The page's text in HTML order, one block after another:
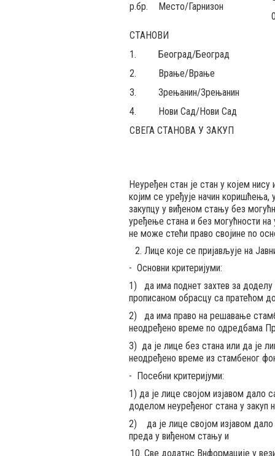
р.бр. Место/Гарнизон
СТАНОВИ
1.
Београд/Београд
2.
Врање/Врање
3.
Зрењанин/Зрењанин
4.
Нови Сад/Нови Сад
СВЕГА СТАНОВА У ЗАКУП
Неуређен стан je стан у којем
којим се уређује начин
закупцу у виђеном стању без
уређење стана и без могућности
не може стећи право својине no
Лице које се пријављује на
- Основни критеријуми:
1) да има поднет захтев за доделу
прописаном обрасцу са пратећом
2) да има право на решавање
неодређено време no одредбама
3) да je лице без стана или да je
неодређено време из стамбеног
- Посебни критеријуми:
1) да je лице својом изјавом дало
доделом неуређеног стана у закуп
2) да je лице својом изјавом
преда у виђеном стању и
Све додатнс Внформације у